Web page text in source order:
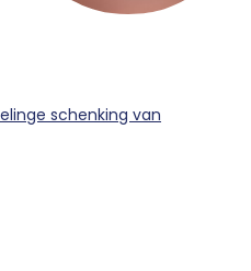
schenking van